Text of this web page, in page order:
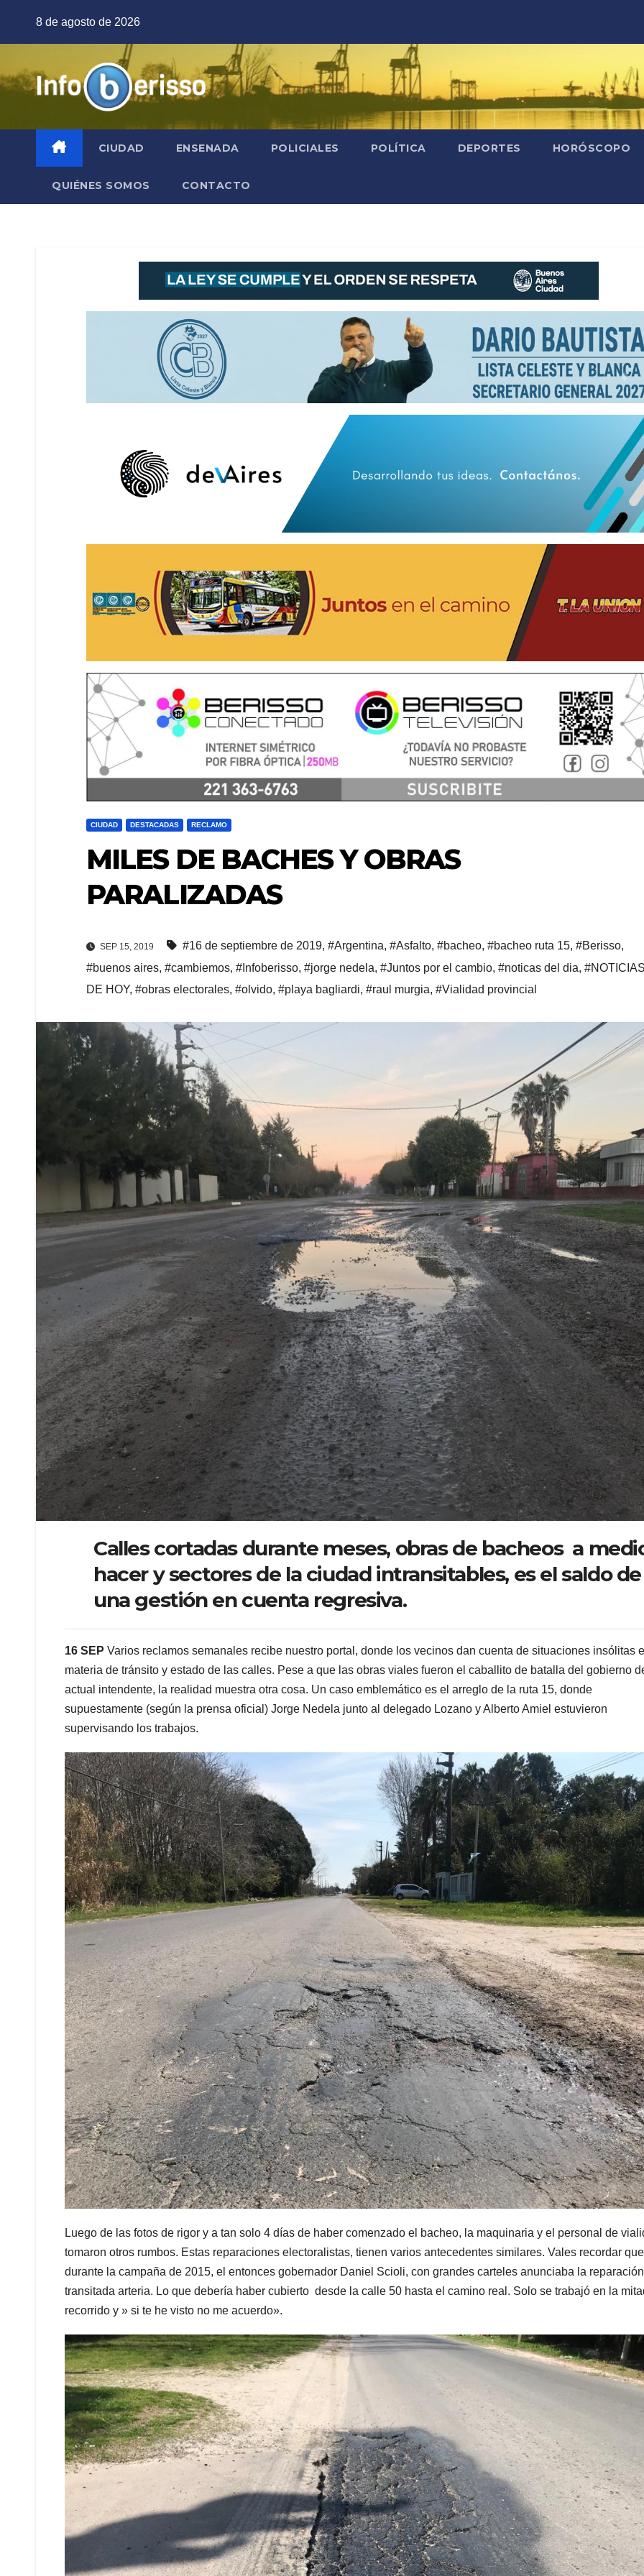
8 de agosto de 2026
CIUDAD ENSENADA POLICIALES POLÍTICA DEPORTES HORÓSCOPO
QUIÉNES SOMOS CONTACTO
CIUDAD DESTACADAS RECLAMO
MILES DE BACHES Y OBRAS
PARALIZADAS
SEP 15, 2019 #16 de septiembre de 2019, #Argentina, #Asfalto, #bacheo, #bacheo ruta 15, #Berisso,
#buenos aires, #cambiemos, #Infoberisso, #jorge nedela, #Juntos por el cambio, #noticas del dia,
DE HOY, #obras electorales, #olvido, #playa bagliardi, #raul murgia, #Vialidad provincial
Calles cortadas durante meses, obras de bacheos a
hacer y sectores de la ciudad intransitables, es el saldo de
una gestión en cuenta regresiva.
16 SEP Varios reclamos semanales recibe nuestro portal, donde los vecinos dan cuenta de situaciones insólitas
materia de tránsito y estado de las calles. Pese a que las obras viales fueron el caballito de batalla del gobierno
actual intendente, la realidad muestra otra cosa. Un caso emblemático es el arreglo de la ruta 15, donde
supuestamente (según la prensa oficial) Jorge Nedela junto al delegado Lozano y Alberto Amiel estuvieron
supervisando los trabajos.
Luego de las fotos de rigor y a tan solo 4 días de haber comenzado el bacheo, la maquinaria y el personal de
tomaron otros rumbos. Estas reparaciones electoralistas, tienen varios antecedentes similares. Vales recordar que
durante la campaña de 2015, el entonces gobernador Daniel Scioli, con grandes carteles anunciaba la
transitada arteria. Lo que debería haber cubierto desde la calle 50 hasta el camino real. Solo se trabajó en la
recorrido y » si te he visto no me acuerdo».